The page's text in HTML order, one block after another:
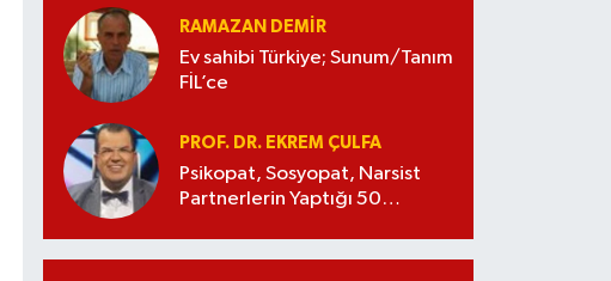
RAMAZAN DEMİR
Ev sahibi Türkiye; Sunum/Tanım
FİL’ce
PROF. DR. EKREM ÇULFA
Psikopat, Sosyopat, Narsist
Partnerlerin Yaptığı 50